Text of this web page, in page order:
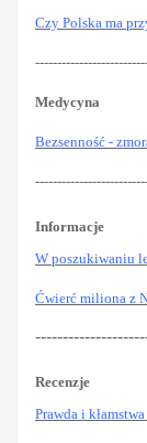
Czy Polska ma
Medycyna
Bezsenność -
Informacje
W poszukiwaniu
Ćwierć miliona z
Recenzje
Prawda i